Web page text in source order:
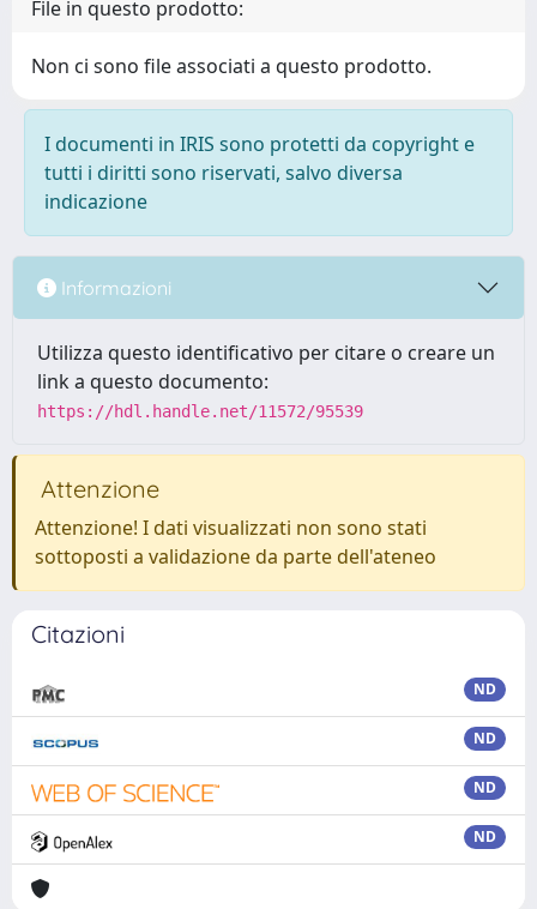
File in questo prodotto:
Non ci sono file associati a questo prodotto.
I documenti in IRIS sono protetti da copyright e
tutti i diritti sono riservati, salvo diversa
indicazione
Informazioni
Utilizza questo identificativo per citare o creare un
link a questo documento:
https://hdl.handle.net/11572/95539
Attenzione
Attenzione! I dati visualizzati non sono stati
sottoposti a validazione da parte dell'ateneo
Citazioni
ND
ND
ND
ND